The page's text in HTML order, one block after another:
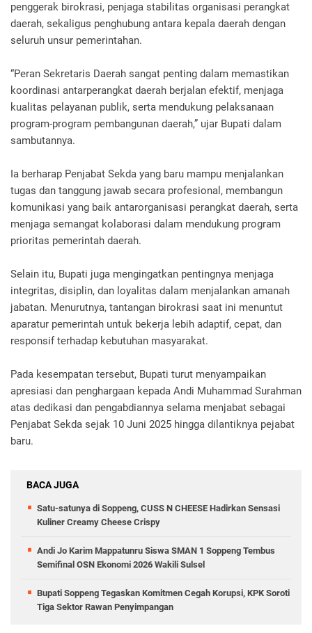
penggerak birokrasi, penjaga stabilitas organisasi perangkat
daerah, sekaligus penghubung antara kepala daerah dengan
seluruh unsur pemerintahan.
“Peran Sekretaris Daerah sangat penting dalam memastikan
koordinasi antarperangkat daerah berjalan efektif, menjaga
kualitas pelayanan publik, serta mendukung pelaksanaan
program-program pembangunan daerah,” ujar Bupati dalam
sambutannya.
Ia berharap Penjabat Sekda yang baru mampu menjalankan
tugas dan tanggung jawab secara profesional, membangun
komunikasi yang baik antarorganisasi perangkat daerah, serta
menjaga semangat kolaborasi dalam mendukung program
prioritas pemerintah daerah.
Selain itu, Bupati juga mengingatkan pentingnya menjaga
integritas, disiplin, dan loyalitas dalam menjalankan amanah
jabatan. Menurutnya, tantangan birokrasi saat ini menuntut
aparatur pemerintah untuk bekerja lebih adaptif, cepat, dan
responsif terhadap kebutuhan masyarakat.
Pada kesempatan tersebut, Bupati turut menyampaikan
apresiasi dan penghargaan kepada Andi Muhammad Surahman
atas dedikasi dan pengabdiannya selama menjabat sebagai
Penjabat Sekda sejak 10 Juni 2025 hingga dilantiknya pejabat
baru.
BACA JUGA
Satu-satunya di Soppeng, CUSS N CHEESE Hadirkan Sensasi
Kuliner Creamy Cheese Crispy
Andi Jo Karim Mappatunru Siswa SMAN 1 Soppeng Tembus
Semifinal OSN Ekonomi 2026 Wakili Sulsel
Bupati Soppeng Tegaskan Komitmen Cegah Korupsi, KPK Soroti
Tiga Sektor Rawan Penyimpangan